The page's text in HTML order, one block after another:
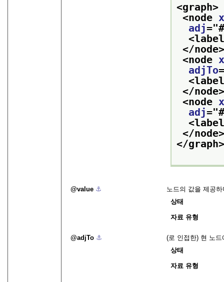
<graph>
<node
adj="
</node>
<node
adjTo
</node>
<node
adj="
</node>
</graph>
value ⚓︎
노드의 값을 제공
상태
자료 유형
adjTo ⚓︎
(로 인접한) 현 노
상태
자료 유형